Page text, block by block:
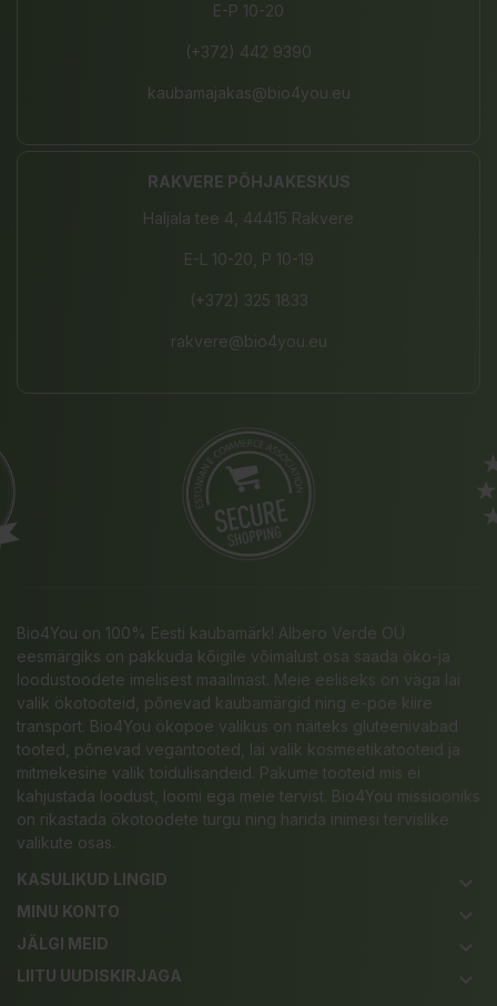
E-P 10-20
(+372) 442 9390
kaubamajakas@bio4you.eu
RAKVERE PÕHJAKESKUS
Haljala tee 4, 44415 Rakvere
E-L 10-20, P 10-19
(+372) 325 1833
rakvere@bio4you.eu
Bio4You on 100% Eesti kaubamärk! Albero Verde OÜ
eesmärgiks on pakkuda kõigile võimalust osa saada öko-ja
loodustoodete imelisest maailmast. Meie eeliseks on väga lai
valik ökotooteid, põnevad kaubamärgid ning e-poe kiire
transport. Bio4You ökopoe valikus on näiteks gluteenivabad
tooted, põnevad vegantooted, lai valik kosmeetikatooteid ja
mitmekesine valik toidulisandeid. Pakume tooteid mis ei
kahjustada loodust, loomi ega meie tervist. Bio4You missiooniks
on rikastada ökotoodete turgu ning harida inimesi tervislike
valikute osas.
KASULIKUD LINGID
keyboard_arrow_down
MINU KONTO keyboard_arrow_down
JÄLGI MEID keyboard_arrow_down
LIITU UUDISKIRJAGA keyboard_arrow_down